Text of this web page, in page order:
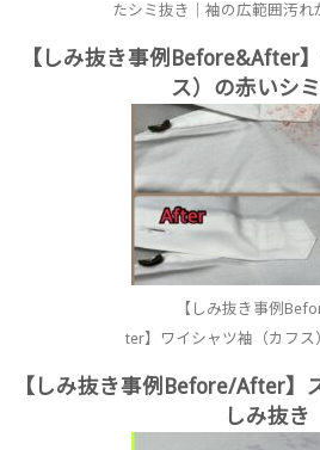
たシミ抜き｜袖の広範囲汚
【しみ抜き事例Before&After
ス）の赤いシ
【しみ抜き事例
ter】ワイシャツ袖（カフ
【しみ抜き事例Before/After】
しみ抜き